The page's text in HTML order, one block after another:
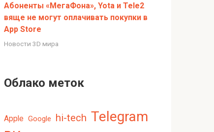
Абоненты «МегаФона», Yota и Tele2
вяще не могут оплачивать покупки в
App Store
Новости 3D мира
Облако меток
Apple Google hi-tech Telegram